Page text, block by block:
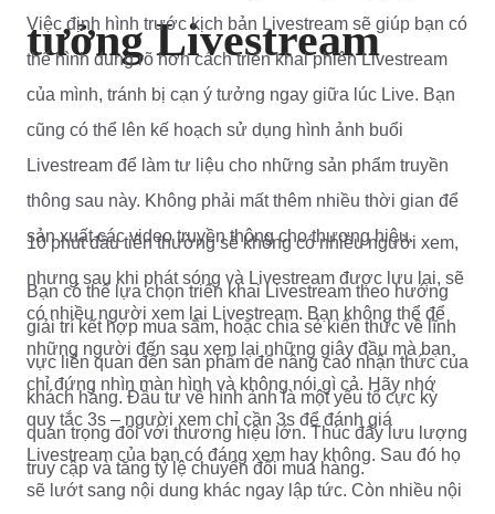
tưởng Livestream
Việc định hình trước kịch bản Livestream sẽ giúp bạn có
thể hình dung rõ hơn cách triển khai phiên Livestream
của mình, tránh bị cạn ý tưởng ngay giữa lúc Live. Bạn
cũng có thể lên kế hoạch sử dụng hình ảnh buổi
Livestream để làm tư liệu cho những sản phẩm truyền
thông sau này. Không phải mất thêm nhiều thời gian để
sản xuất các video truyền thông cho thương hiệu.
Bạn có thể lựa chọn triển khai Livestream theo hướng
giải trí kết hợp mua sắm, hoặc chia sẻ kiến thức về lĩnh
vực liên quan đến sản phẩm để nâng cao nhận thức của
khách hàng. Đầu tư về hình ảnh là một yếu tố cực kỳ
quan trọng đối với thương hiệu lớn. Thúc đẩy lưu lượng
truy cập và tăng tỷ lệ chuyển đổi mua hàng.
10 phút đầu tiên thường sẽ không có nhiều người xem,
nhưng sau khi phát sóng và Livestream được lưu lại, sẽ
có nhiều người xem lại Livestream. Bạn không thể để
những người đến sau xem lại những giây đầu mà bạn
chỉ đứng nhìn màn hình và không nói gì cả. Hãy nhớ
quy tắc 3s – người xem chỉ cần 3s để đánh giá
Livestream của bạn có đáng xem hay không. Sau đó họ
sẽ lướt sang nội dung khác ngay lập tức. Còn nhiều nội